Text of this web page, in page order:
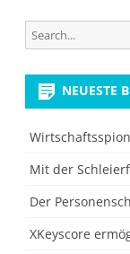
Search
for:
NEUESTE
Mit der
Der
XKeyscore